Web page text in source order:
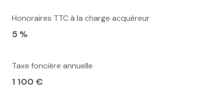
Honoraires TTC à la charge acquéreur
5 %
Taxe foncière annuelle
1 100 €